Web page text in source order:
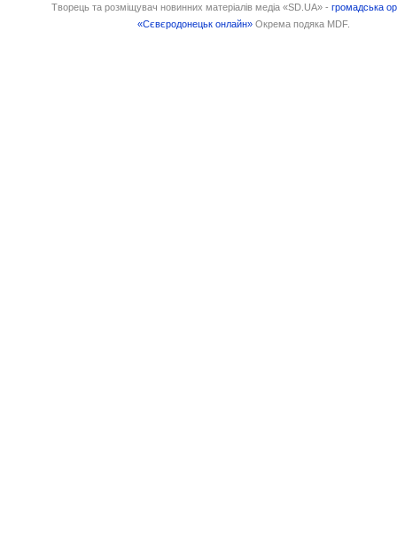
Творець та розміщувач новинних матеріалів медіа «SD.UA» -громадська
«Сєвєродонецьк онлайн» Окрема подяка MDF.